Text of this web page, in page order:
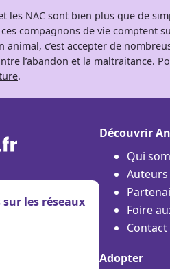
les NAC sont bien plus que de
compagnons de vie comptent
animal, c’est accepter de
l’abandon et la maltraitance.
.
les réseaux
Découvrir
Qui
Auteurs
Foire
Adopter